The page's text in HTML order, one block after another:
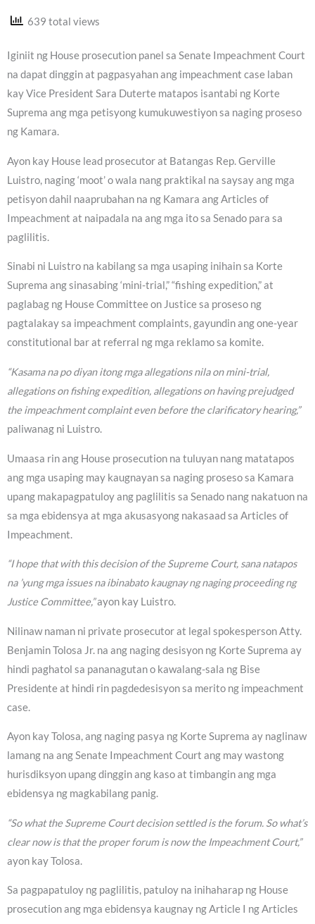
639 total views
Iginiit ng House prosecution panel sa Senate Impeachment Court
na dapat dinggin at pagpasyahan ang impeachment case laban
kay Vice President Sara Duterte matapos isantabi ng Korte
Suprema ang mga petisyong kumukuwestiyon sa naging proseso
ng Kamara.
Ayon kay House lead prosecutor at Batangas Rep. Gerville
Luistro, naging ‘moot’ o wala nang praktikal na saysay ang mga
petisyon dahil naaprubahan na ng Kamara ang Articles of
Impeachment at naipadala na ang mga ito sa Senado para sa
paglilitis.
Sinabi ni Luistro na kabilang sa mga usaping inihain sa Korte
Suprema ang sinasabing ‘mini-trial,” “fishing expedition,” at
paglabag ng House Committee on Justice sa proseso ng
pagtalakay sa impeachment complaints, gayundin ang one-year
constitutional bar at referral ng mga reklamo sa komite.
“Kasama na po diyan itong mga allegations nila on mini-trial,
allegations on fishing expedition, allegations on having prejudged
the impeachment complaint even before the clarificatory hearing,”
paliwanag ni Luistro.
Umaasa rin ang House prosecution na tuluyan nang matatapos
ang mga usaping may kaugnayan sa naging proseso sa Kamara
upang makapagpatuloy ang paglilitis sa Senado nang nakatuon na
sa mga ebidensya at mga akusasyong nakasaad sa Articles of
Impeachment.
“I hope that with this decision of the Supreme Court, sana natapos
na ’yung mga issues na ibinabato kaugnay ng naging proceeding ng
Justice Committee,”ayon kay Luistro.
Nilinaw naman ni private prosecutor at legal spokesperson Atty.
Benjamin Tolosa Jr. na ang naging desisyon ng Korte Suprema ay
hindi paghatol sa pananagutan o kawalang-sala ng Bise
Presidente at hindi rin pagdedesisyon sa merito ng impeachment
case.
Ayon kay Tolosa, ang naging pasya ng Korte Suprema ay naglinaw
lamang na ang Senate Impeachment Court ang may wastong
hurisdiksyon upang dinggin ang kaso at timbangin ang mga
ebidensya ng magkabilang panig.
“So what the Supreme Court decision settled is the forum. So what’s
clear now is that the proper forum is now the Impeachment Court,”
ayon kay Tolosa.
Sa pagpapatuloy ng paglilitis, patuloy na inihaharap ng House
prosecution ang mga ebidensya kaugnay ng Article I ng Articles